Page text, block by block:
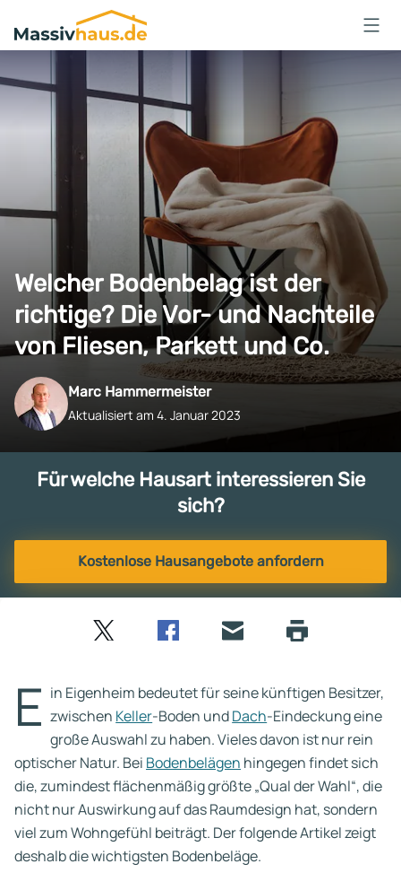
Massivhaus
Logo
Anmelden
Welcher Bodenbelag ist der
richtige? Die Vor- und Nachteile
von Fliesen, Parkett und Co.
Marc Hammermeister
Aktualisiert am 4. Januar 2023
Für welche Hausart interessieren Sie
sich?
Kostenlose Hausangebote anfordern
E in Eigenheim bedeutet für seine künftigen Besitzer,
zwischen Keller-Boden undDach-Eindeckung eine
große Auswahl zu haben. Vieles davon ist nur rein
optischer Natur. Bei Bodenbelägen hingegen findet sich
die, zumindest flächenmäßig größte „Qual der Wahl“, die
nicht nur Auswirkung auf das Raumdesign hat, sondern
viel zum Wohngefühl beiträgt. Der folgende Artikel zeigt
deshalb die wichtigsten Bodenbeläge.